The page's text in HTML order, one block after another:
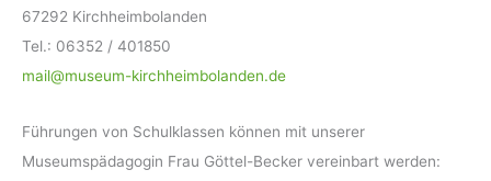
67292 Kirchheimbolanden
Tel.: 06352 / 401850
mail@museum-kirchheimbolanden.de
Führungen von Schulklassen können mit unserer
Museumspädagogin Frau Göttel-Becker vereinbart werden: